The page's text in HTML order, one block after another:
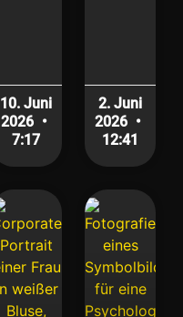
10. Juni
2026
7:17
2. Juni
2026
12:41